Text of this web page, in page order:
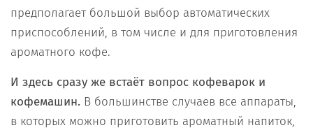
предполагает большой выбор автоматических
приспособлений, в том числе и для приготовления
ароматного кофе.
И здесь сразу же встаёт вопрос кофеварок и
кофемашин. В большинстве случаев все аппараты,
в которых можно приготовить ароматный напиток,